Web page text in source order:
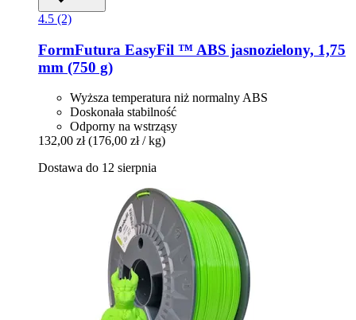
4.5 (2)
FormFutura EasyFil ™ ABS jasnozielony, 1,75
mm (750 g)
Wyższa temperatura niż normalny ABS
Doskonała stabilność
Odporny na wstrząsy
132,00 zł (176,00 zł / kg)
Dostawa do 12 sierpnia